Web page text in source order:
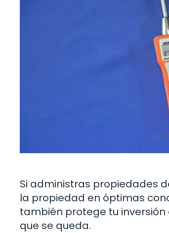
Si administras propiedades
la propiedad en óptimas
también protege tu inversión
que se queda.